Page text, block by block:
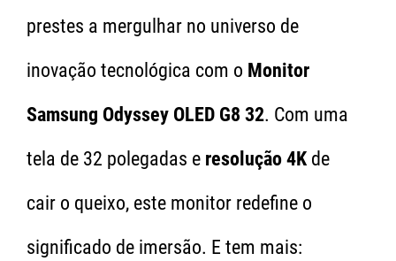
prestes a mergulhar no universo de
inovação tecnológica com o Monitor
Samsung Odyssey OLED G8 32. Com uma
tela de 32 polegadas e resolução 4K de
cair o queixo, este monitor redefine o
significado de imersão. E tem mais: